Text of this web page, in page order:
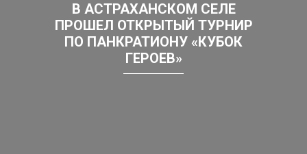
В АСТРАХАНСКОМ СЕЛЕ
ПРОШЕЛ ОТКРЫТЫЙ ТУРНИР
ПО ПАНКРАТИОНУ «КУБОК
ГЕРОЕВ»